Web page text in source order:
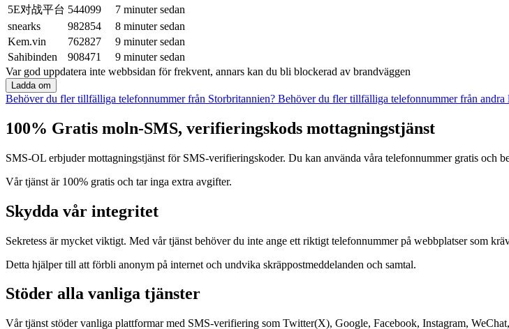
5E对战平台 544099
7 minuter sedan
snearks
982854
8 minuter sedan
Kem.vin
762827
9 minuter sedan
Sahibinden
908471
9 minuter sedan
Var god uppdatera inte webbsidan för frekvent, annars kan du bli blockerad av brandväggen
Ladda om
Behöver du fler tillfälliga telefonnummer från Storbritannien? Behöver du fler tillfälliga telefonnummer från andra
100% Gratis moln-SMS, verifieringskods mottagningstjänst
SMS-OL erbjuder mottagningstjänst för SMS-verifieringskoder. Du kan använda våra telefonnummer gratis och
Vår tjänst är 100% gratis och tar inga extra avgifter.
Skydda vår integritet
Sekretess är mycket viktigt. Med vår tjänst behöver du inte ange ett riktigt telefonnummer på webbplatser som
Detta hjälper till att förbli anonym på internet och undvika skräppostmeddelanden och samtal.
Stöder alla vanliga tjänster
Vår tjänst stöder vanliga plattformar med SMS-verifiering som Twitter(X), Google, Facebook, Instagram,